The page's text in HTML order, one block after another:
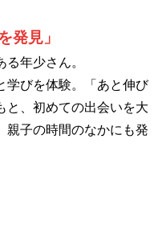
発見」
年少さん。
学びを体験。「あと伸び
と、初めての出会いを大
親子の時間のなかにも発